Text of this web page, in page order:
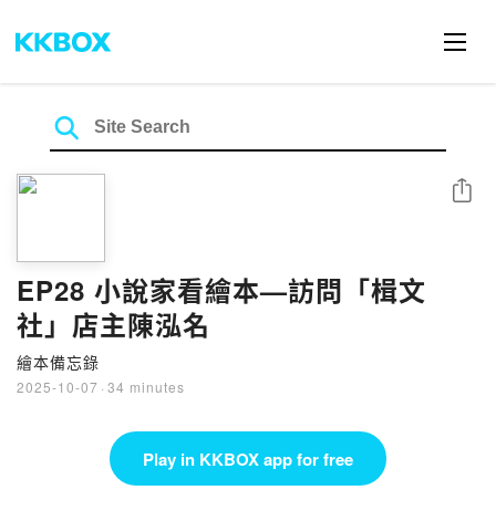
EP28 小說家看繪本—訪問「楫文
社」店主陳泓名
繪本備忘錄
2025-10-07 · 34 minutes
Share
Play in KKBOX app for free